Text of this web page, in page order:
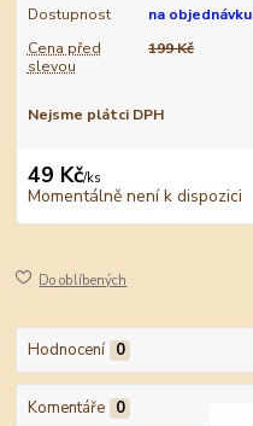
Dostupnost
na objednávku
Cena před
slevou
199 Kč
Nejsme plátci DPH
49 Kč/ks
Momentálně není k dispozici
Do oblíbených
Hodnocení 0
Komentáře 0